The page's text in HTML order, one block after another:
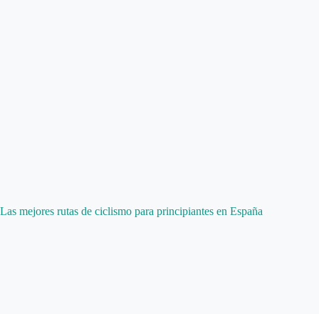
Las mejores rutas de ciclismo para principiantes en España